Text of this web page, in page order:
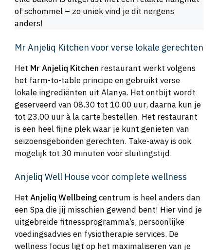
of schommel – zo uniek vind je dit nergens
anders!
Mr Anjeliq Kitchen voor verse lokale gerechten
Het Mr Anjeliq Kitchen restaurant werkt volgens
het farm-to-table principe en gebruikt verse
lokale ingrediënten uit Alanya. Het ontbijt wordt
geserveerd van 08.30 tot 10.00 uur, daarna kun je
tot 23.00 uur à la carte bestellen. Het restaurant
is een heel fijne plek waar je kunt genieten van
seizoensgebonden gerechten. Take-away is ook
mogelijk tot 30 minuten voor sluitingstijd.
Anjeliq Well House voor complete wellness
Het Anjeliq Wellbeingcentrum is heel anders dan
een Spa die jij misschien gewend bent! Hier vind je
uitgebreide fitnessprogramma’s, persoonlijke
voedingsadvies en fysiotherapie services. De
wellness focus ligt op het maximaliseren van je